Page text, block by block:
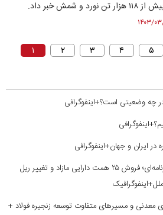
۱ ۲ ۳ ۴ ۵
چه وضعیتی است؟+اینفوگرافی
در ایران و جهان+اینفوگرافی
گذار از فراخوان به تحقق ترازنامه‌ای؛ فروش ۲۵ همت دارایی مازاد و تغییر ریل
معدنی و مسیر‌های متفاوت توسعه زنجیره فولاد +